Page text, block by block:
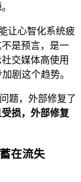
让心智化系统疲
是预言，是一
交媒体高使用
剧这个趋势。
题，外部修复了
损，外部修复
在流失